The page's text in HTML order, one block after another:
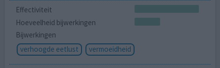
Effectiviteit
Hoeveelheid bijwerkingen
Bijwerkingen
verhoogde eetlust
vermoeidheid